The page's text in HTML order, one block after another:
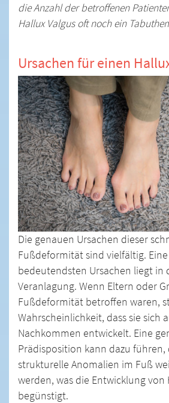
die Anzahl der betroffenen
Hallux Valgus oft noch ein
Ursachen für einen
Die genauen Ursachen dieser
Fußdeformität sind vielfältig.
bedeutendsten Ursachen liegt in
Veranlagung. Wenn Eltern oder
Fußdeformität betroffen waren,
Wahrscheinlichkeit, dass sie sich
Nachkommen entwickelt. Eine
Prädisposition kann dazu führen,
strukturelle Anomalien im Fuß
werden, was die Entwicklung von
begünstigt.